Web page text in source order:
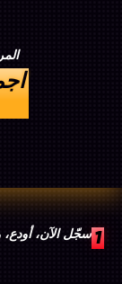
1سجّل الآن، أودع،